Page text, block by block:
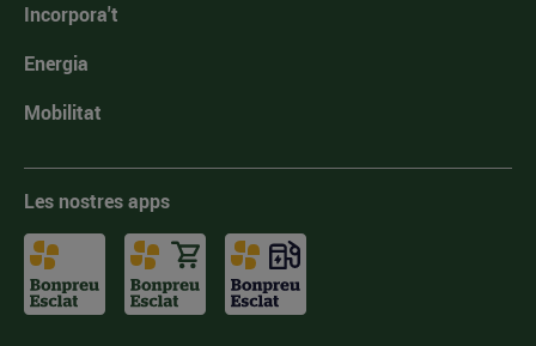
Incorpora't
Energia
Mobilitat
Les nostres apps